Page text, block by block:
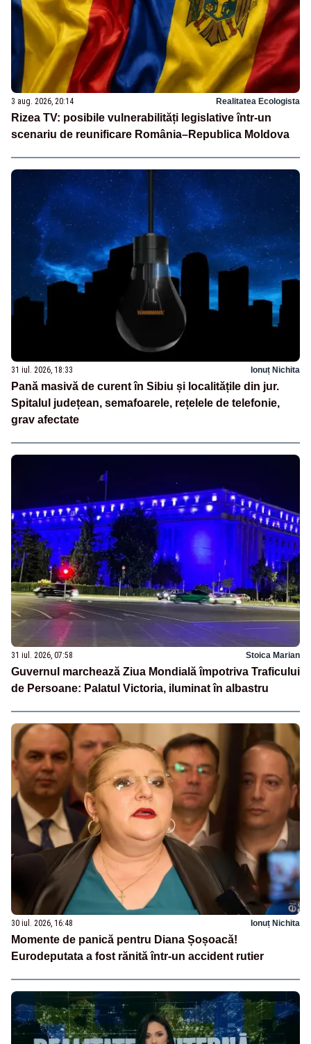
3 aug. 2026, 20:14 Realitatea Ecologista
Rizea TV: posibile vulnerabilități legislative într-un
scenariu de reunificare România–Republica Moldova
31 iul. 2026, 18:33 Ionuț Nichita
Pană masivă de curent în Sibiu și localitățile din jur.
Spitalul județean, semafoarele, rețelele de telefonie,
grav afectate
31 iul. 2026, 07:58 Stoica Marian
Guvernul marchează Ziua Mondială împotriva Traficului
de Persoane: Palatul Victoria, iluminat în albastru
30 iul. 2026, 16:48 Ionuț Nichita
Momente de panică pentru Diana Șoșoacă!
Eurodeputata a fost rănită într-un accident rutier